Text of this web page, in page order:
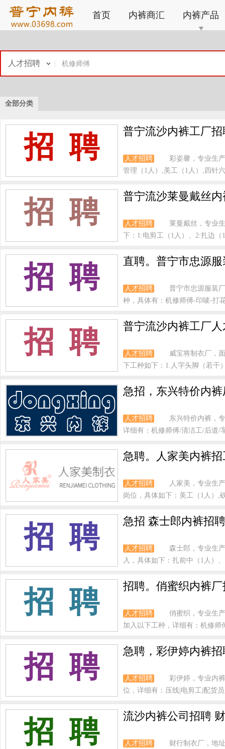
首页 内裤商汇 内裤产品
人才招聘
全部分类
招 聘 普宁流沙内裤工厂
人才招聘
彩姿馨，专业生
管理（1人）,美工（1人）,四针
招 聘 普宁流沙莱曼戴丝
人才招聘
莱曼戴丝，专业
下：1:电剪工（1人）、2:扎边
招 聘 直聘。普宁市忠源
人才招聘
普宁市忠源服装
种，具体有：机修师傅-印唛-打
招 聘 普宁流沙内裤工厂
人才招聘
威宝将制衣厂，
下工种如下：1.人字头脚（若干
急招，东兴特价内
人才招聘
东兴特价内裤，
详细有：机修师傅/清洁工/后道/
急聘。人家美内裤
人才招聘
人家美，专业生
岗位，具体如下：美工（1人）,
招 聘 急招 森士郎内裤招
人才招聘
森士郎，专业生
入，具体如下：扎前中（1人）
招 聘 招聘。俏蜜织内裤
人才招聘
俏蜜织，专业生
加入以下工种，详细有：机修
招 聘 急聘，彩伊婷内裤
人才招聘
彩伊婷，专业内
位，详细有：压线|电剪工|配货
招 聘 流沙内裤公司招聘
人才招聘
财行制衣厂，地